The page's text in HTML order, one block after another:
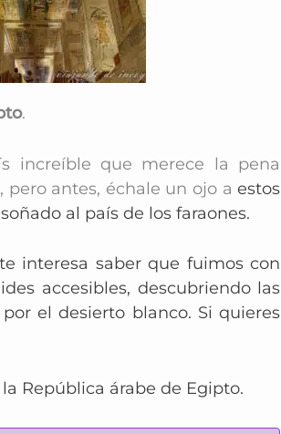
.
increíble que merece la pena
antes, échale un ojo a estos
al país de los faraones.
te interesa saber que fuimoscon
accesibles, descubriendo las
el desierto blanco. Si quieres
República árabe de Egipto.